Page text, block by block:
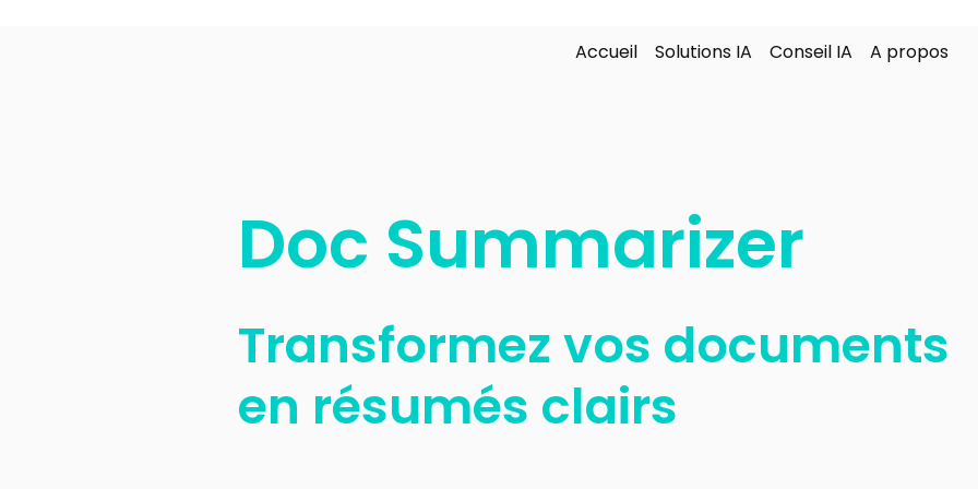
Accueil Solutions IA Conseil IA A propos
Doc Summarizer
Transformez vos documents
en résumés clairs